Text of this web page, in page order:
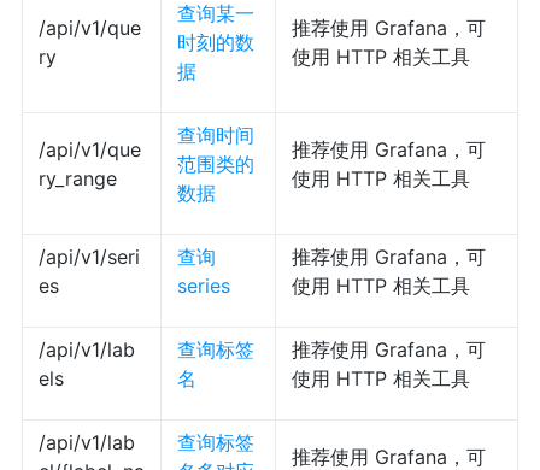
/api/v1/que
ry
查询某一
时刻的数
据
推荐使用 Grafana，可
使用 HTTP 相关工具
/api/v1/que
ry_range
查询时间
范围类的
数据
推荐使用 Grafana，可
使用 HTTP 相关工具
/api/v1/seri
es
查询
series
推荐使用 Grafana，可
使用 HTTP 相关工具
/api/v1/lab
els
查询标签
名
推荐使用 Grafana，可
使用 HTTP 相关工具
/api/v1/lab
查询标签
推荐使用 Grafana，可